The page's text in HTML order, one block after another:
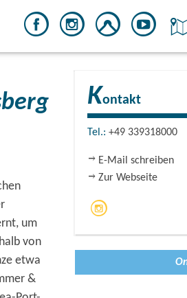
um
von
etwa
&
Kontakt
Tel.:+49 339318000
E-Mail schreiben
Zur Webseite